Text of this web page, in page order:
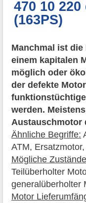
470 10
(163PS)
Manchmal ist
einem kapitalen
möglich oder
der defekte
werden.
Austauschmotor
Ähnliche Begriffe:
ATM,
Mögliche
Teilüberholter
generalüberholter
Motor